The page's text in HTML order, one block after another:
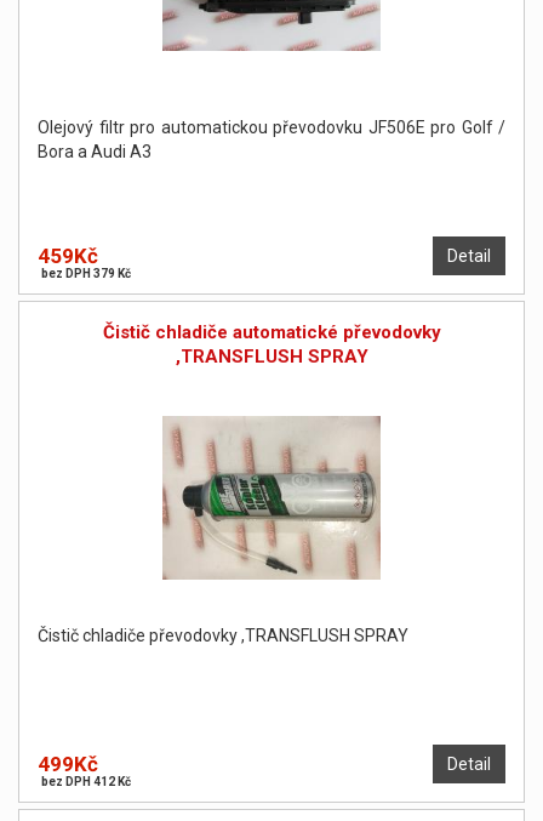
Olejový filtr pro automatickou převodovku JF506E pro Golf /
Bora a Audi A3
Detail
459Kč
bez DPH 379 Kč
Čistič chladiče automatické převodovky
,TRANSFLUSH SPRAY
Čistič chladiče převodovky ,TRANSFLUSH SPRAY
Detail
499Kč
bez DPH 412 Kč